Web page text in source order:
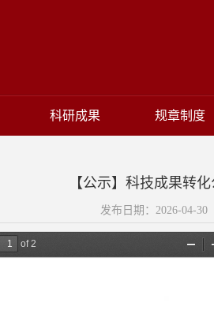
科研成果 规章制度
【公示】科技成果转
发布日期：2026-04-